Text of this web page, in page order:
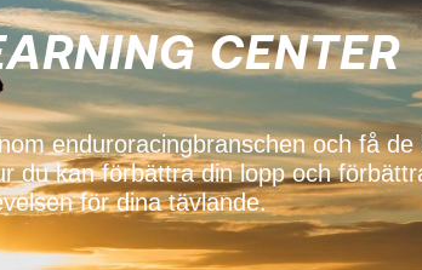
CENTER
enduroracingbranschen och få de
du kan förbättra din lopp och
för dina tävlande.